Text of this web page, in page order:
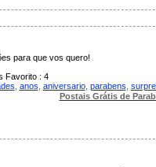
para que vos quero!
Favorito : 4
anos aniversario, parabens
Postais Grátis de